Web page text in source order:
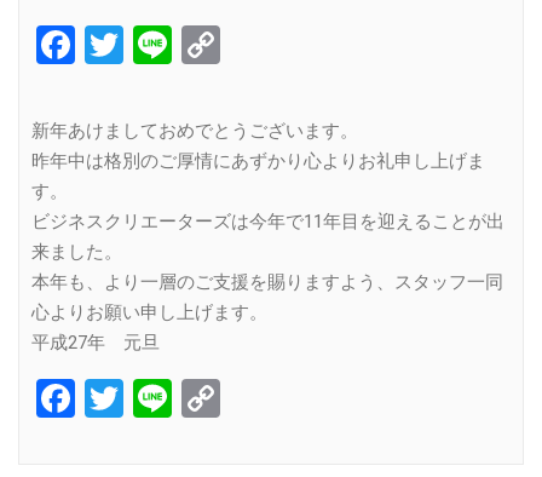
Facebook
Twitter
Line
新年あけましておめでとうございます。
昨年中は格別のご厚情にあずかり心よりお礼申し上げま
す。
ビジネスクリエーターズは今年で11年目を迎えることが出
来ました。
本年も、より一層のご支援を賜りますよう、スタッフ一同
心よりお願い申し上げます。
平成27年 元旦
Facebook
Twitter
Line